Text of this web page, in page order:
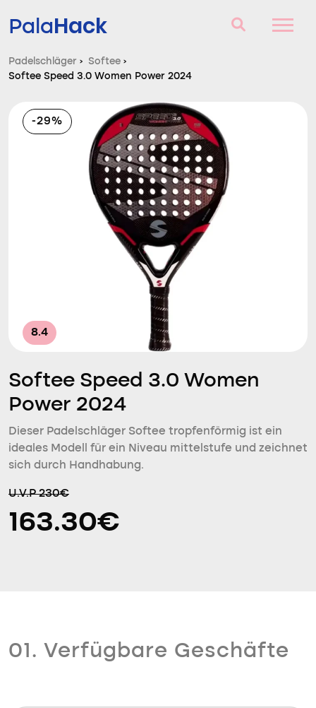
PalaHack
Padelschläger
Fragen und Antworten
Vergleich
Padelschläger › Softee ›
Softee Speed 3.0 Women Power 2024
-29%
8.4
Softee Speed 3.0 Women
Power 2024
Dieser Padelschläger Softee tropfenförmig ist ein
ideales Modell für ein Niveau mittelstufe und zeichnet
sich durch Handhabung.
U.V.P 230€
163.30€
01. Verfügbare Geschäfte